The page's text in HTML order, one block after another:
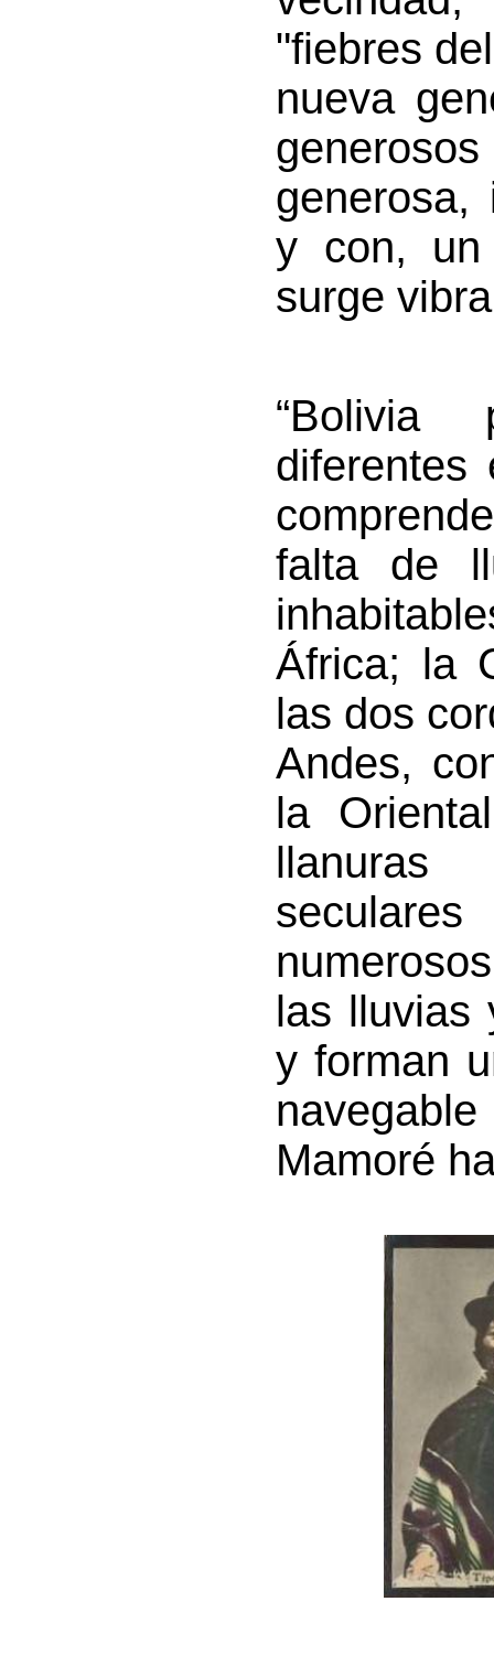
"fiebres
nueva
generosa,
y con, un
surge
“Bolivia
diferentes
falta de
África; la
las dos
Andes,
la
llanuras
las lluvias
y forman
Mamoré